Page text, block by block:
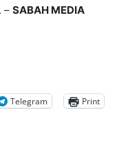
– SABAH MEDIA
Telegram Print